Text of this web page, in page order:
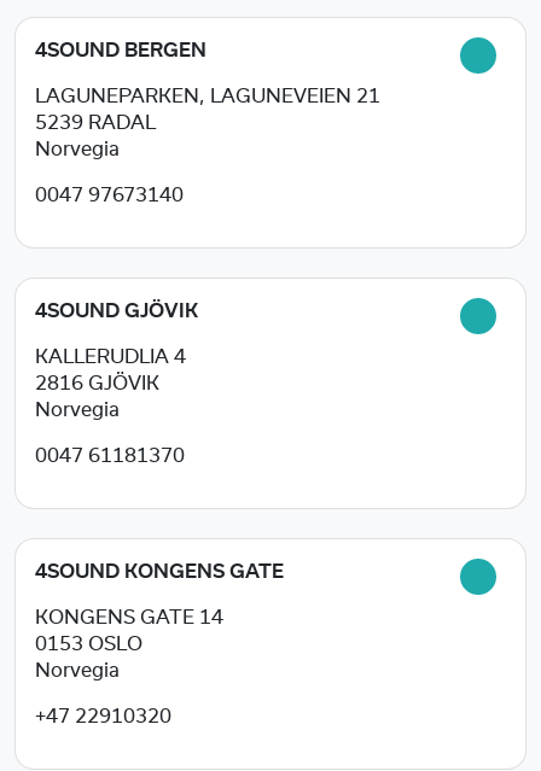
4SOUND BERGEN
LAGUNEPARKEN, LAGUNEVEIEN 21
5239 RADAL
Norvegia
0047 97673140
4SOUND GJÖVIK
KALLERUDLIA 4
2816 GJÖVIK
Norvegia
0047 61181370
4SOUND KONGENS GATE
KONGENS GATE 14
0153 OSLO
Norvegia
+47 22910320